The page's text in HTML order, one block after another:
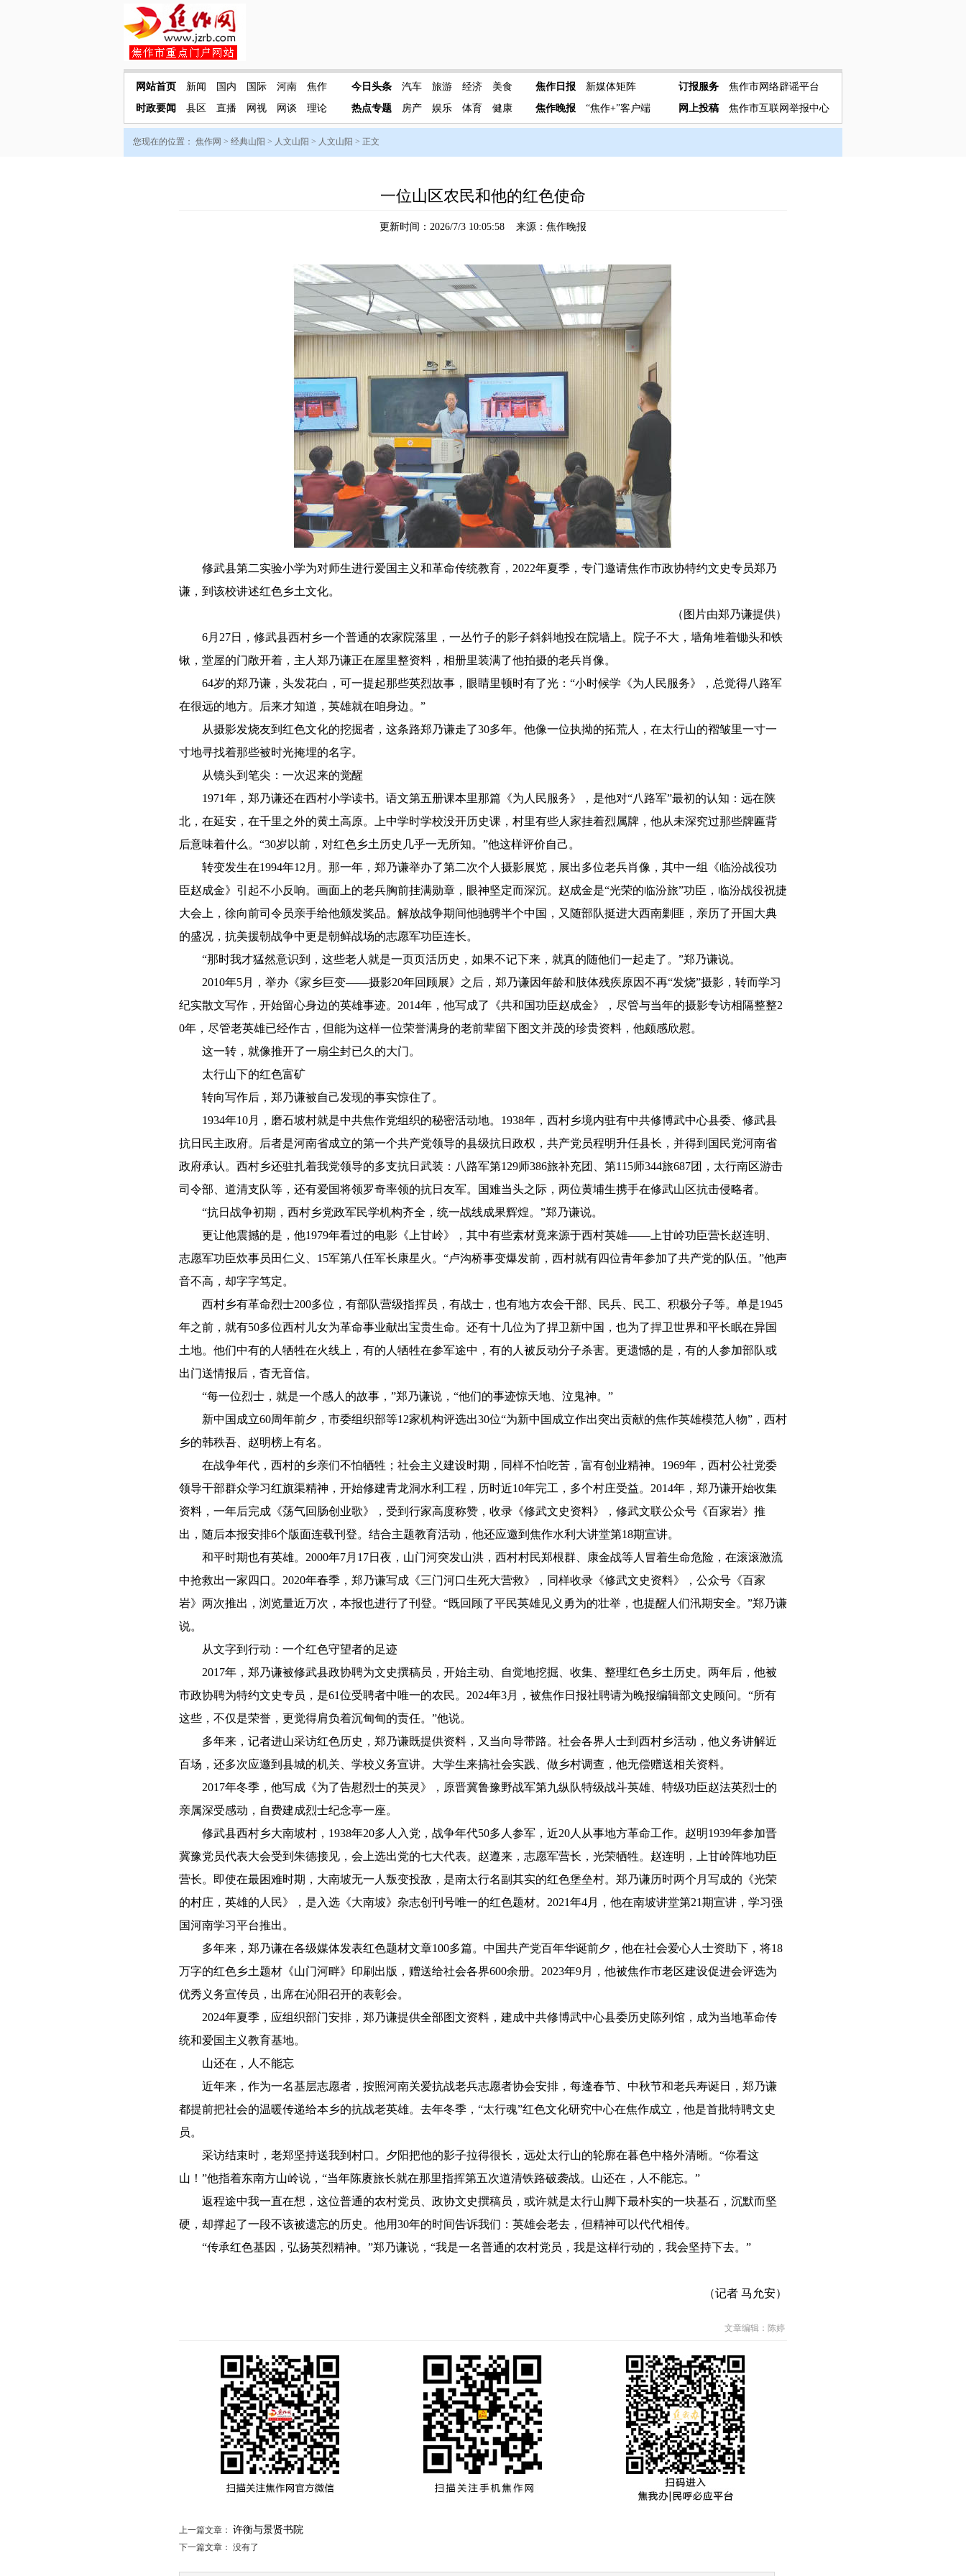
网站首页 新闻 国内 国际 河南
焦作
时政要闻
县区 直播 网视 网谈 理论
今日头条 汽车 旅游 经济
美食
热点专题
房产 娱乐 体育 健康
焦作日报
新媒体矩阵
焦作晚报
“焦作+”客户端
订报服务
焦作市网络辟谣平台
网上投稿
焦作市互联网举报中心
您现在的位置： 焦作网 > 经典山阳 > 人文山阳 > 人文山阳 > 正文
一位山区农民和他的红色使命
更新时间：2026/7/3 10:05:58 来源：焦作晚报
修武县第二实验小学为对师生进行爱国主义和革命传统教育，2022年夏季，专门邀请焦作市政协特约文史专员郑乃
谦，到该校讲述红色乡土文化。
（图片由郑乃谦提供）
6月27日，修武县西村乡一个普通的农家院落里，一丛竹子的影子斜斜地投在院墙上。院子不大，墙角堆着锄头和铁
锹，堂屋的门敞开着，主人郑乃谦正在屋里整资料，相册里装满了他拍摄的老兵肖像。
64岁的郑乃谦，头发花白，可一提起那些英烈故事，眼睛里顿时有了光：“小时候学《为人民服务》，总觉得八路军
在很远的地方。后来才知道，英雄就在咱身边。”
从摄影发烧友到红色文化的挖掘者，这条路郑乃谦走了30多年。他像一位执拗的拓荒人，在太行山的褶皱里一寸一
寸地寻找着那些被时光掩埋的名字。
从镜头到笔尖：一次迟来的觉醒
1971年，郑乃谦还在西村小学读书。语文第五册课本里那篇《为人民服务》，是他对“八路军”最初的认知：远在陕
北，在延安，在千里之外的黄土高原。上中学时学校没开历史课，村里有些人家挂着烈属牌，他从未深究过那些牌匾背
后意味着什么。“30岁以前，对红色乡土历史几乎一无所知。”他这样评价自己。
转变发生在1994年12月。那一年，郑乃谦举办了第二次个人摄影展览，展出多位老兵肖像，其中一组《临汾战役功
臣赵成金》引起不小反响。画面上的老兵胸前挂满勋章，眼神坚定而深沉。赵成金是“光荣的临汾旅”功臣，临汾战役祝捷
大会上，徐向前司令员亲手给他颁发奖品。解放战争期间他驰骋半个中国，又随部队挺进大西南剿匪，亲历了开国大典
的盛况，抗美援朝战争中更是朝鲜战场的志愿军功臣连长。
“那时我才猛然意识到，这些老人就是一页页活历史，如果不记下来，就真的随他们一起走了。”郑乃谦说。
2010年5月，举办《家乡巨变——摄影20年回顾展》之后，郑乃谦因年龄和肢体残疾原因不再“发烧”摄影，转而学习
纪实散文写作，开始留心身边的英雄事迹。2014年，他写成了《共和国功臣赵成金》，尽管与当年的摄影专访相隔整整2
0年，尽管老英雄已经作古，但能为这样一位荣誉满身的老前辈留下图文并茂的珍贵资料，他颇感欣慰。
这一转，就像推开了一扇尘封已久的大门。
太行山下的红色富矿
转向写作后，郑乃谦被自己发现的事实惊住了。
1934年10月，磨石坡村就是中共焦作党组织的秘密活动地。1938年，西村乡境内驻有中共修博武中心县委、修武县
抗日民主政府。后者是河南省成立的第一个共产党领导的县级抗日政权，共产党员程明升任县长，并得到国民党河南省
政府承认。西村乡还驻扎着我党领导的多支抗日武装：八路军第129师386旅补充团、第115师344旅687团，太行南区游击
司令部、道清支队等，还有爱国将领罗奇率领的抗日友军。国难当头之际，两位黄埔生携手在修武山区抗击侵略者。
“抗日战争初期，西村乡党政军民学机构齐全，统一战线成果辉煌。”郑乃谦说。
更让他震撼的是，他1979年看过的电影《上甘岭》，其中有些素材竟来源于西村英雄——上甘岭功臣营长赵连明、
志愿军功臣炊事员田仁义、15军第八任军长康星火。“卢沟桥事变爆发前，西村就有四位青年参加了共产党的队伍。”他声
音不高，却字字笃定。
西村乡有革命烈士200多位，有部队营级指挥员，有战士，也有地方农会干部、民兵、民工、积极分子等。单是1945
年之前，就有50多位西村儿女为革命事业献出宝贵生命。还有十几位为了捍卫新中国，也为了捍卫世界和平长眠在异国
土地。他们中有的人牺牲在火线上，有的人牺牲在参军途中，有的人被反动分子杀害。更遗憾的是，有的人参加部队或
出门送情报后，杳无音信。
“每一位烈士，就是一个感人的故事，”郑乃谦说，“他们的事迹惊天地、泣鬼神。”
新中国成立60周年前夕，市委组织部等12家机构评选出30位“为新中国成立作出突出贡献的焦作英雄模范人物”，西村
乡的韩秩吾、赵明榜上有名。
在战争年代，西村的乡亲们不怕牺牲；社会主义建设时期，同样不怕吃苦，富有创业精神。1969年，西村公社党委
领导干部群众学习红旗渠精神，开始修建青龙洞水利工程，历时近10年完工，多个村庄受益。2014年，郑乃谦开始收集
资料，一年后完成《荡气回肠创业歌》，受到行家高度称赞，收录《修武文史资料》，修武文联公众号《百家岩》推
出，随后本报安排6个版面连载刊登。结合主题教育活动，他还应邀到焦作水利大讲堂第18期宣讲。
和平时期也有英雄。2000年7月17日夜，山门河突发山洪，西村村民郑根群、康金战等人冒着生命危险，在滚滚激流
中抢救出一家四口。2020年春季，郑乃谦写成《三门河口生死大营救》，同样收录《修武文史资料》，公众号《百家
岩》两次推出，浏览量近万次，本报也进行了刊登。“既回顾了平民英雄见义勇为的壮举，也提醒人们汛期安全。”郑乃谦
说。
从文字到行动：一个红色守望者的足迹
2017年，郑乃谦被修武县政协聘为文史撰稿员，开始主动、自觉地挖掘、收集、整理红色乡土历史。两年后，他被
市政协聘为特约文史专员，是61位受聘者中唯一的农民。2024年3月，被焦作日报社聘请为晚报编辑部文史顾问。“所有
这些，不仅是荣誉，更觉得肩负着沉甸甸的责任。”他说。
多年来，记者进山采访红色历史，郑乃谦既提供资料，又当向导带路。社会各界人士到西村乡活动，他义务讲解近
百场，还多次应邀到县城的机关、学校义务宣讲。大学生来搞社会实践、做乡村调查，他无偿赠送相关资料。
2017年冬季，他写成《为了告慰烈士的英灵》，原晋冀鲁豫野战军第九纵队特级战斗英雄、特级功臣赵法英烈士的
亲属深受感动，自费建成烈士纪念亭一座。
修武县西村乡大南坡村，1938年20多人入党，战争年代50多人参军，近20人从事地方革命工作。赵明1939年参加晋
冀豫党员代表大会受到朱德接见，会上选出党的七大代表。赵遵来，志愿军营长，光荣牺牲。赵连明，上甘岭阵地功臣
营长。即使在最困难时期，大南坡无一人叛变投敌，是南太行名副其实的红色堡垒村。郑乃谦历时两个月写成的《光荣
的村庄，英雄的人民》，是入选《大南坡》杂志创刊号唯一的红色题材。2021年4月，他在南坡讲堂第21期宣讲，学习强
国河南学习平台推出。
多年来，郑乃谦在各级媒体发表红色题材文章100多篇。中国共产党百年华诞前夕，他在社会爱心人士资助下，将18
万字的红色乡土题材《山门河畔》印刷出版，赠送给社会各界600余册。2023年9月，他被焦作市老区建设促进会评选为
优秀义务宣传员，出席在沁阳召开的表彰会。
2024年夏季，应组织部门安排，郑乃谦提供全部图文资料，建成中共修博武中心县委历史陈列馆，成为当地革命传
统和爱国主义教育基地。
山还在，人不能忘
近年来，作为一名基层志愿者，按照河南关爱抗战老兵志愿者协会安排，每逢春节、中秋节和老兵寿诞日，郑乃谦
都提前把社会的温暖传递给本乡的抗战老英雄。去年冬季，“太行魂”红色文化研究中心在焦作成立，他是首批特聘文史
员。
采访结束时，老郑坚持送我到村口。夕阳把他的影子拉得很长，远处太行山的轮廓在暮色中格外清晰。“你看这
山！”他指着东南方山岭说，“当年陈赓旅长就在那里指挥第五次道清铁路破袭战。山还在，人不能忘。”
返程途中我一直在想，这位普通的农村党员、政协文史撰稿员，或许就是太行山脚下最朴实的一块基石，沉默而坚
硬，却撑起了一段不该被遗忘的历史。他用30年的时间告诉我们：英雄会老去，但精神可以代代相传。
“传承红色基因，弘扬英烈精神。”郑乃谦说，“我是一名普通的农村党员，我是这样行动的，我会坚持下去。”
（记者 马允安）
文章编辑：陈婷
上一篇文章： 许衡与景贤书院
下一篇文章： 没有了